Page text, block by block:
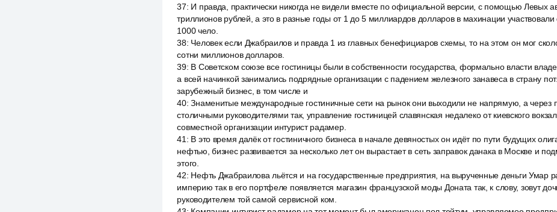
37: И правда, практически никогда не видели вместе по официальной версии, с помощью Левых
триллионов рублей, а это в разные годы от 1 до 5 миллиардов долларов в махинации участвовали
1000 чело.
38: Человек если Джабраилов и правда 1 из главных бенефициаров схемы, то на этом он мог
сотни миллионов долларов.
39: В Советском союзе все гостиницы были в собственности государства, формально власти
а всей начинкой занимались подрядные организации с падением железного занавеса в страну
зарубежный бизнес, в том числе и
40:Знаменитые международные гостиничные сети на рынок они выходили не напрямую, а через
столичными руководителями так, управление гостиницей славянская недалеко от киевского
совместной организации интурист радамер.
41 : В это время далёк от гостиничного бизнеса в начале девяностых он идёт по пути будущих
нефтью, бизнес развивается за несколько лет он вырастает в сеть заправок данака в Москве и
этого.
42: Нефть Джабраилова льётся и на государственные предприятия, на вырученные деньги Умар
империю так в его портфеле появляется магазин французской моды Доната так, к слову, зовут
руководителем той самой сервисной ком.